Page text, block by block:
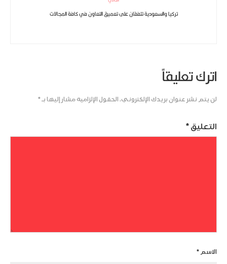
تركيا والسعودية تتفقان على تعميق التعاون في كافة المجالات
اترك تعليقاً
لن يتم نشر عنوان بريدك الإلكتروني. الحقول الإلزامية مشار إليها بـ*
التعليق *
الاسم *